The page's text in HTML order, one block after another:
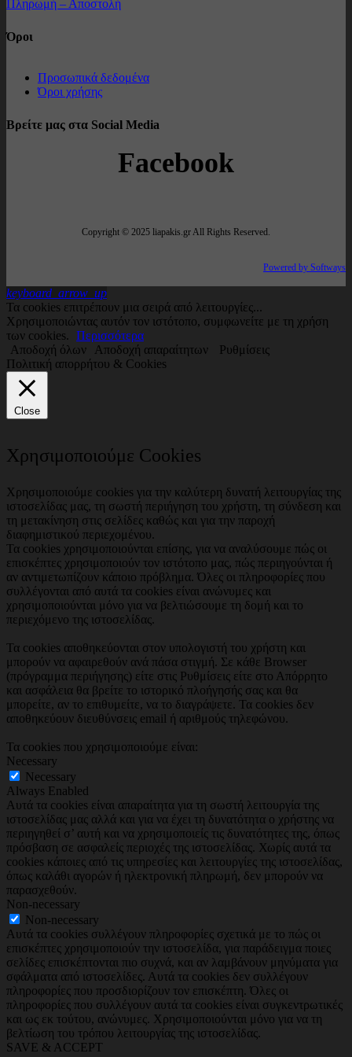
Πληρωμή – Αποστολή
Όροι
Προσωπικά δεδομένα
Όροι χρήσης
Βρείτε μας στα Social Media
Facebook
Copyright © 2025 liapakis.gr All Rights Reserved.
Powered by Softways
keyboard_arrow_up
Τα cookies επιτρέπουν μια σειρά από λειτουργίες...
Χρησιμοποιώντας αυτόν τον ιστότοπο, συμφωνείτε με τη χρήση
των cookies. Περισσότερα
Αποδοχή όλων
Αποδοχή απαραίτητων
Ρυθμίσεις
Πολιτική απορρήτου & Cookies
Close
Χρησιμοποιούμε Cookies
Χρησιμοποιούμε cookies για την καλύτερη δυνατή λειτουργίας της
ιστοσελίδας μας, τη σωστή περιήγηση του χρήστη, τη σύνδεση και
τη μετακίνηση στις σελίδες καθώς και για την παροχή
διαφημιστικού περιεχομένου.
Τα cookies χρησιμοποιούνται επίσης, για να αναλύσουμε πώς οι
επισκέπτες χρησιμοποιούν τον ιστότοπο μας, πώς περιηγούνται ή
αν αντιμετωπίζουν κάποιο πρόβλημα. Όλες οι πληροφορίες που
συλλέγονται από αυτά τα cookies είναι ανώνυμες και
χρησιμοποιούνται μόνο για να βελτιώσουμε τη δομή και το
περιεχόμενο της ιστοσελίδας.
Τα cookies αποθηκεύονται στον υπολογιστή του χρήστη και
μπορούν να αφαιρεθούν ανά πάσα στιγμή. Σε κάθε Browser
(πρόγραμμα περιήγησης) είτε στις Ρυθμίσεις είτε στο Απόρρητο
και ασφάλεια θα βρείτε το ιστορικό πλοήγησής σας και θα
μπορείτε, αν το επιθυμείτε, να το διαγράψετε. Τα cookies δεν
αποθηκεύουν διευθύνσεις email ή αριθμούς τηλεφώνου.
Τα cookies που χρησιμοποιούμε είναι:
Necessary
Necessary
Always Enabled
Αυτά τα cookies είναι απαραίτητα για τη σωστή λειτουργία της
ιστοσελίδας μας αλλά και για να έχει τη δυνατότητα ο χρήστης να
περιηγηθεί σ’ αυτή και να χρησιμοποιείς τις δυνατότητες της, όπως
πρόσβαση σε ασφαλείς περιοχές της ιστοσελίδας. Χωρίς αυτά τα
cookies κάποιες από τις υπηρεσίες και λειτουργίες της ιστοσελίδας,
όπως καλάθι αγορών ή ηλεκτρονική πληρωμή, δεν μπορούν να
παρασχεθούν.
Non-necessary
Non-necessary
Αυτά τα cookies συλλέγουν πληροφορίες σχετικά με το πώς οι
επισκέπτες χρησιμοποιούν την ιστοσελίδα, για παράδειγμα ποιες
σελίδες επισκέπτονται πιο συχνά, και αν λαμβάνουν μηνύματα για
σφάλματα από ιστοσελίδες. Αυτά τα cookies δεν συλλέγουν
πληροφορίες που προσδιορίζουν τον επισκέπτη. Όλες οι
πληροφορίες που συλλέγουν αυτά τα cookies είναι συγκεντρωτικές
και ως εκ τούτου, ανώνυμες. Χρησιμοποιούνται μόνο για να τη
βελτίωση του τρόπου λειτουργίας της ιστοσελίδας.
SAVE & ACCEPT